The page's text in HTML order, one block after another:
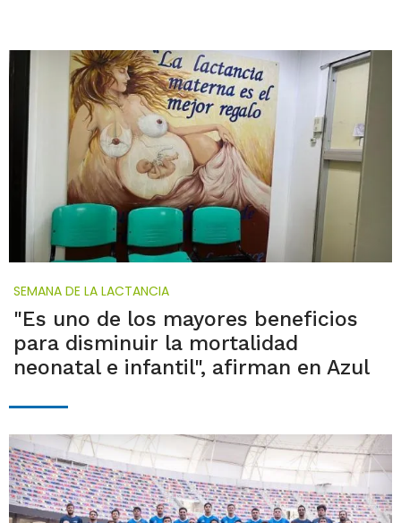
SEMANA DE LA LACTANCIA
"Es uno de los mayores beneficios
para disminuir la mortalidad
neonatal e infantil", afirman en Azul